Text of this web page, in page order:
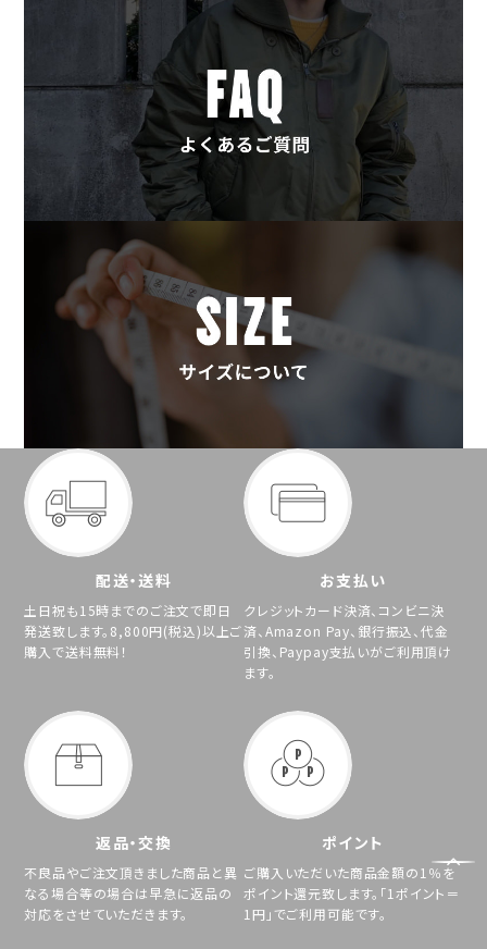
配送・送料
土日祝も15時までのご注文で即日
発送致します。8,800円(税込)以上ご
購入で送料無料！
お支払い
クレジットカード決済、コンビニ決
済、Amazon Pay、銀行振込、代金
引換、Paypay支払いがご利用頂け
ます。
返品・交換
不良品やご注文頂きました商品と異
なる場合等の場合は早急に返品の
対応をさせていただきます。
ポイント
ご購入いただいた商品金額の1％を
ポイント還元致します。「1ポイント＝
1円」でご利用可能です。